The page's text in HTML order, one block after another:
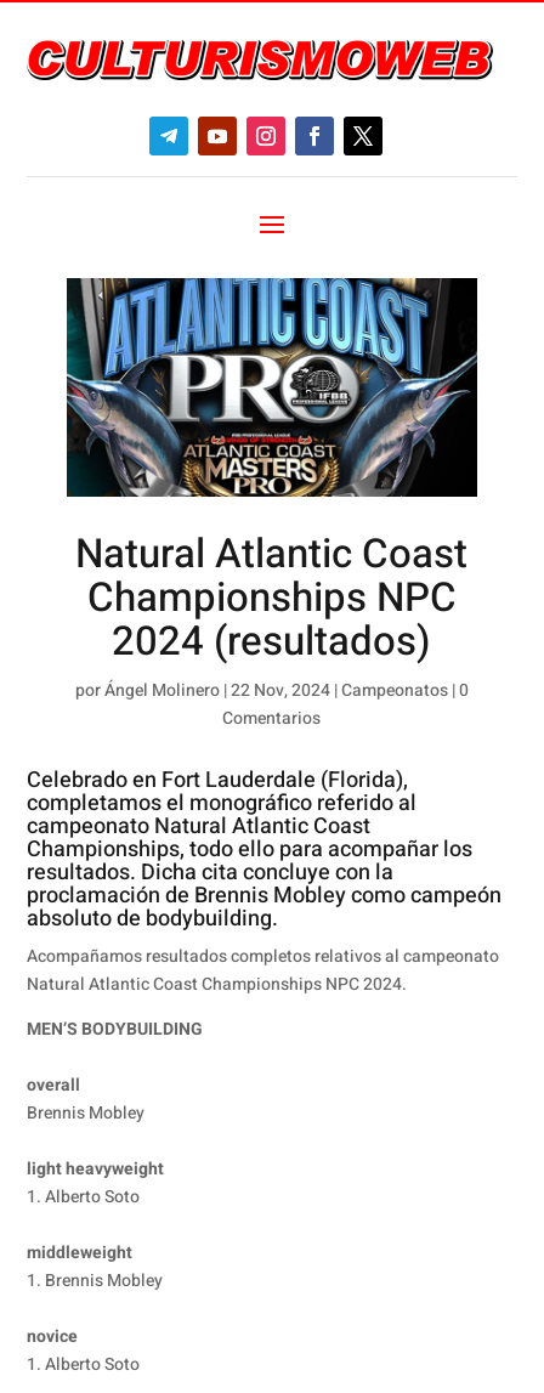
Natural Atlantic Coast
Championships NPC
2024 (resultados)
porÁngel Molinero|22 Nov, 2024|Campeonatos|0
Comentarios
Celebrado en Fort Lauderdale (Florida),
completamos el monográfico referido al
campeonato Natural Atlantic Coast
Championships, todo ello para acompañar los
resultados. Dicha cita concluye con la
proclamación de Brennis Mobley como campeón
absoluto de bodybuilding.
Acompañamos resultados completos relativos al campeonato
Natural Atlantic Coast Championships NPC 2024.
MEN’S BODYBUILDING
overall
Brennis Mobley
light heavyweight
1. Alberto Soto
middleweight
1. Brennis Mobley
novice
1. Alberto Soto